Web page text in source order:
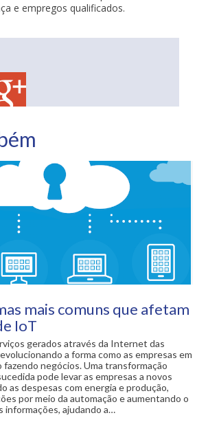
e empregos qualificados.
mais comuns que afetam
IoT
gerados através da Internet das
a forma como as empresas em
negócios. Uma transformação
pode levar as empresas a novos
as despesas com energia e produção,
por meio da automação e aumentando o
informações, ajudando a…